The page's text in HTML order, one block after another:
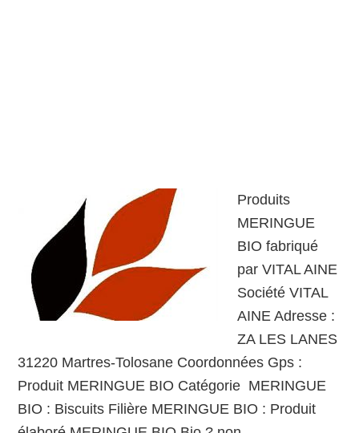
Produits
MERINGUE
BIO fabriqué
par VITAL AINE
Société VITAL
AINE Adresse :
ZA LES LANES
31220 Martres-Tolosane Coordonnées Gps :
Produit MERINGUE BIO Catégorie MERINGUE
BIO : Biscuits Filière MERINGUE BIO : Produit